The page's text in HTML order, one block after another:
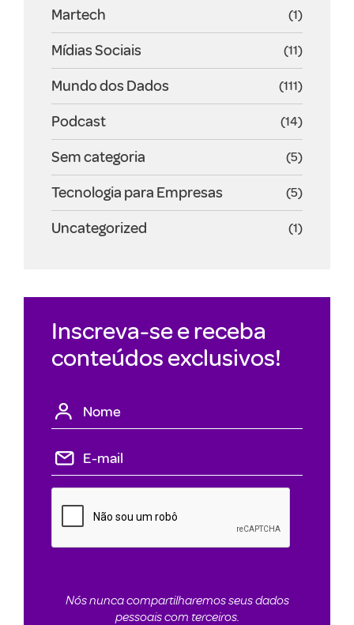
Martech (1)
Mídias Sociais (11)
Mundo dos Dados (111)
Podcast (14)
Sem categoria (5)
Tecnologia para Empresas (5)
Uncategorized (1)
Inscreva-se e receba
conteúdos exclusivos!
Nós nunca compartilharemos seus dados
pessoais com terceiros.